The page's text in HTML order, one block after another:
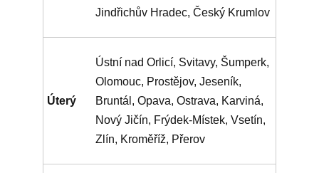
Jindřichův Hradec, Český Krumlov
Úterý
Ústní nad Orlicí, Svitavy, Šumperk,
Olomouc, Prostějov, Jeseník,
Bruntál, Opava, Ostrava, Karviná,
Nový Jičín, Frýdek-Místek, Vsetín,
Zlín, Kroměříž, Přerov